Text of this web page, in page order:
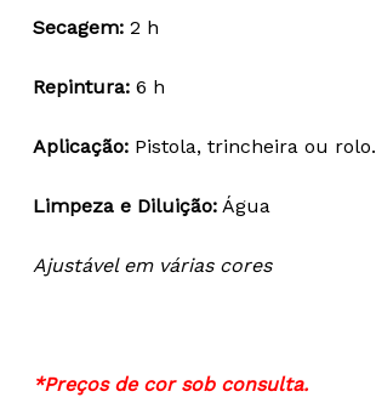
Secagem:2 h
Repintura:6 h
Aplicação:Pistola, trincheira ou rolo.
Limpeza e Diluição:Água
Ajustável em várias cores
*Preços de cor sob consulta.